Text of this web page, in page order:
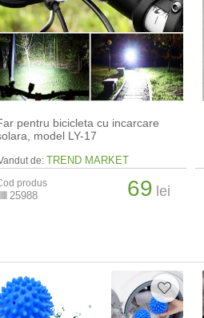
pentru bicicleta cu incarcare
model LY-17
de: TREND MARKET
produs
25988 69 lei